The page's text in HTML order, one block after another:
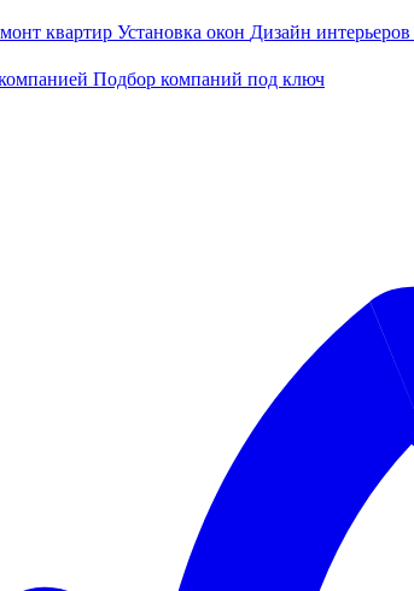
квартир Установка окон Дизайн интерьеров
Подбор компаний под ключ